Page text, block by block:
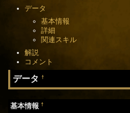
データ
基本情報
詳細
関連スキル
解説
コメント
データ†
基本情報†